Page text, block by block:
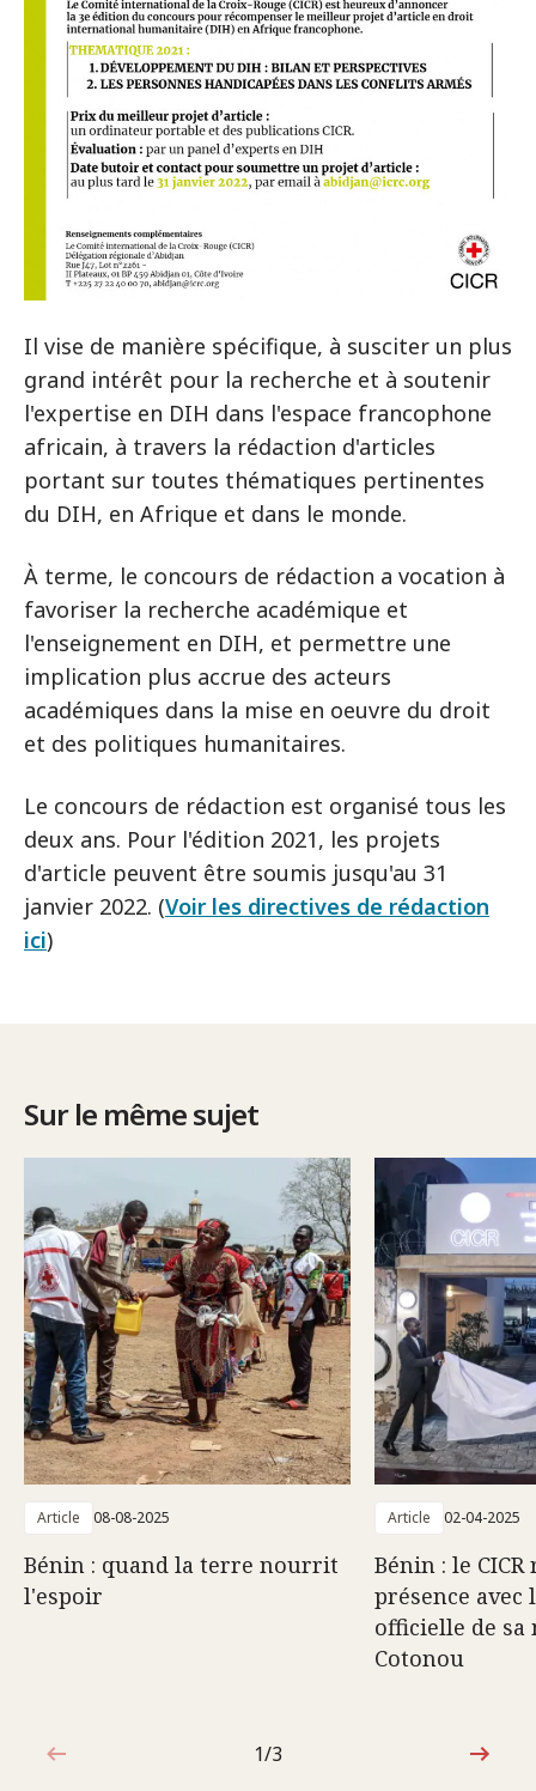
Il vise de manière spécifique, à susciter un plus
grand intérêt pour la recherche et à soutenir
l'expertise en DIH dans l'espace francophone
africain, à travers la rédaction d'articles
portant sur toutes thématiques pertinentes
du DIH, en Afrique et dans le monde.
À terme, le concours de rédaction a vocation à
favoriser la recherche académique et
l'enseignement en DIH, et permettre une
implication plus accrue des acteurs
académiques dans la mise en oeuvre du droit
et des politiques humanitaires.
Le concours de rédaction est organisé tous les
deux ans. Pour l'édition 2021, les projets
d'article peuvent être soumis jusqu'au 31
janvier 2022. (Voir les directives de rédaction
ici)
Sur le même sujet
Article 08-08-2025
Bénin : quand la terre nourrit
l'espoir
Article 02-04-2025
Bénin : le
présence
officielle de sa
Cotonou
1sur3
1/3